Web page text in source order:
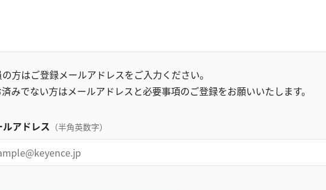
方はご登録メールアドレスをご入力ください。
みでない方はメールアドレスと必要事項のご登録をお願いいたします。
ルアドレス （半角英数字）